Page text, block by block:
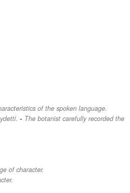
of the spoken language.
- The botanist carefully recorded the
of character.